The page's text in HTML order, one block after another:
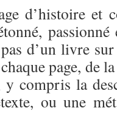
d’histoire et
d’un livre
page, de
y compris la
ou une